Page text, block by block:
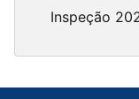
Inspeção